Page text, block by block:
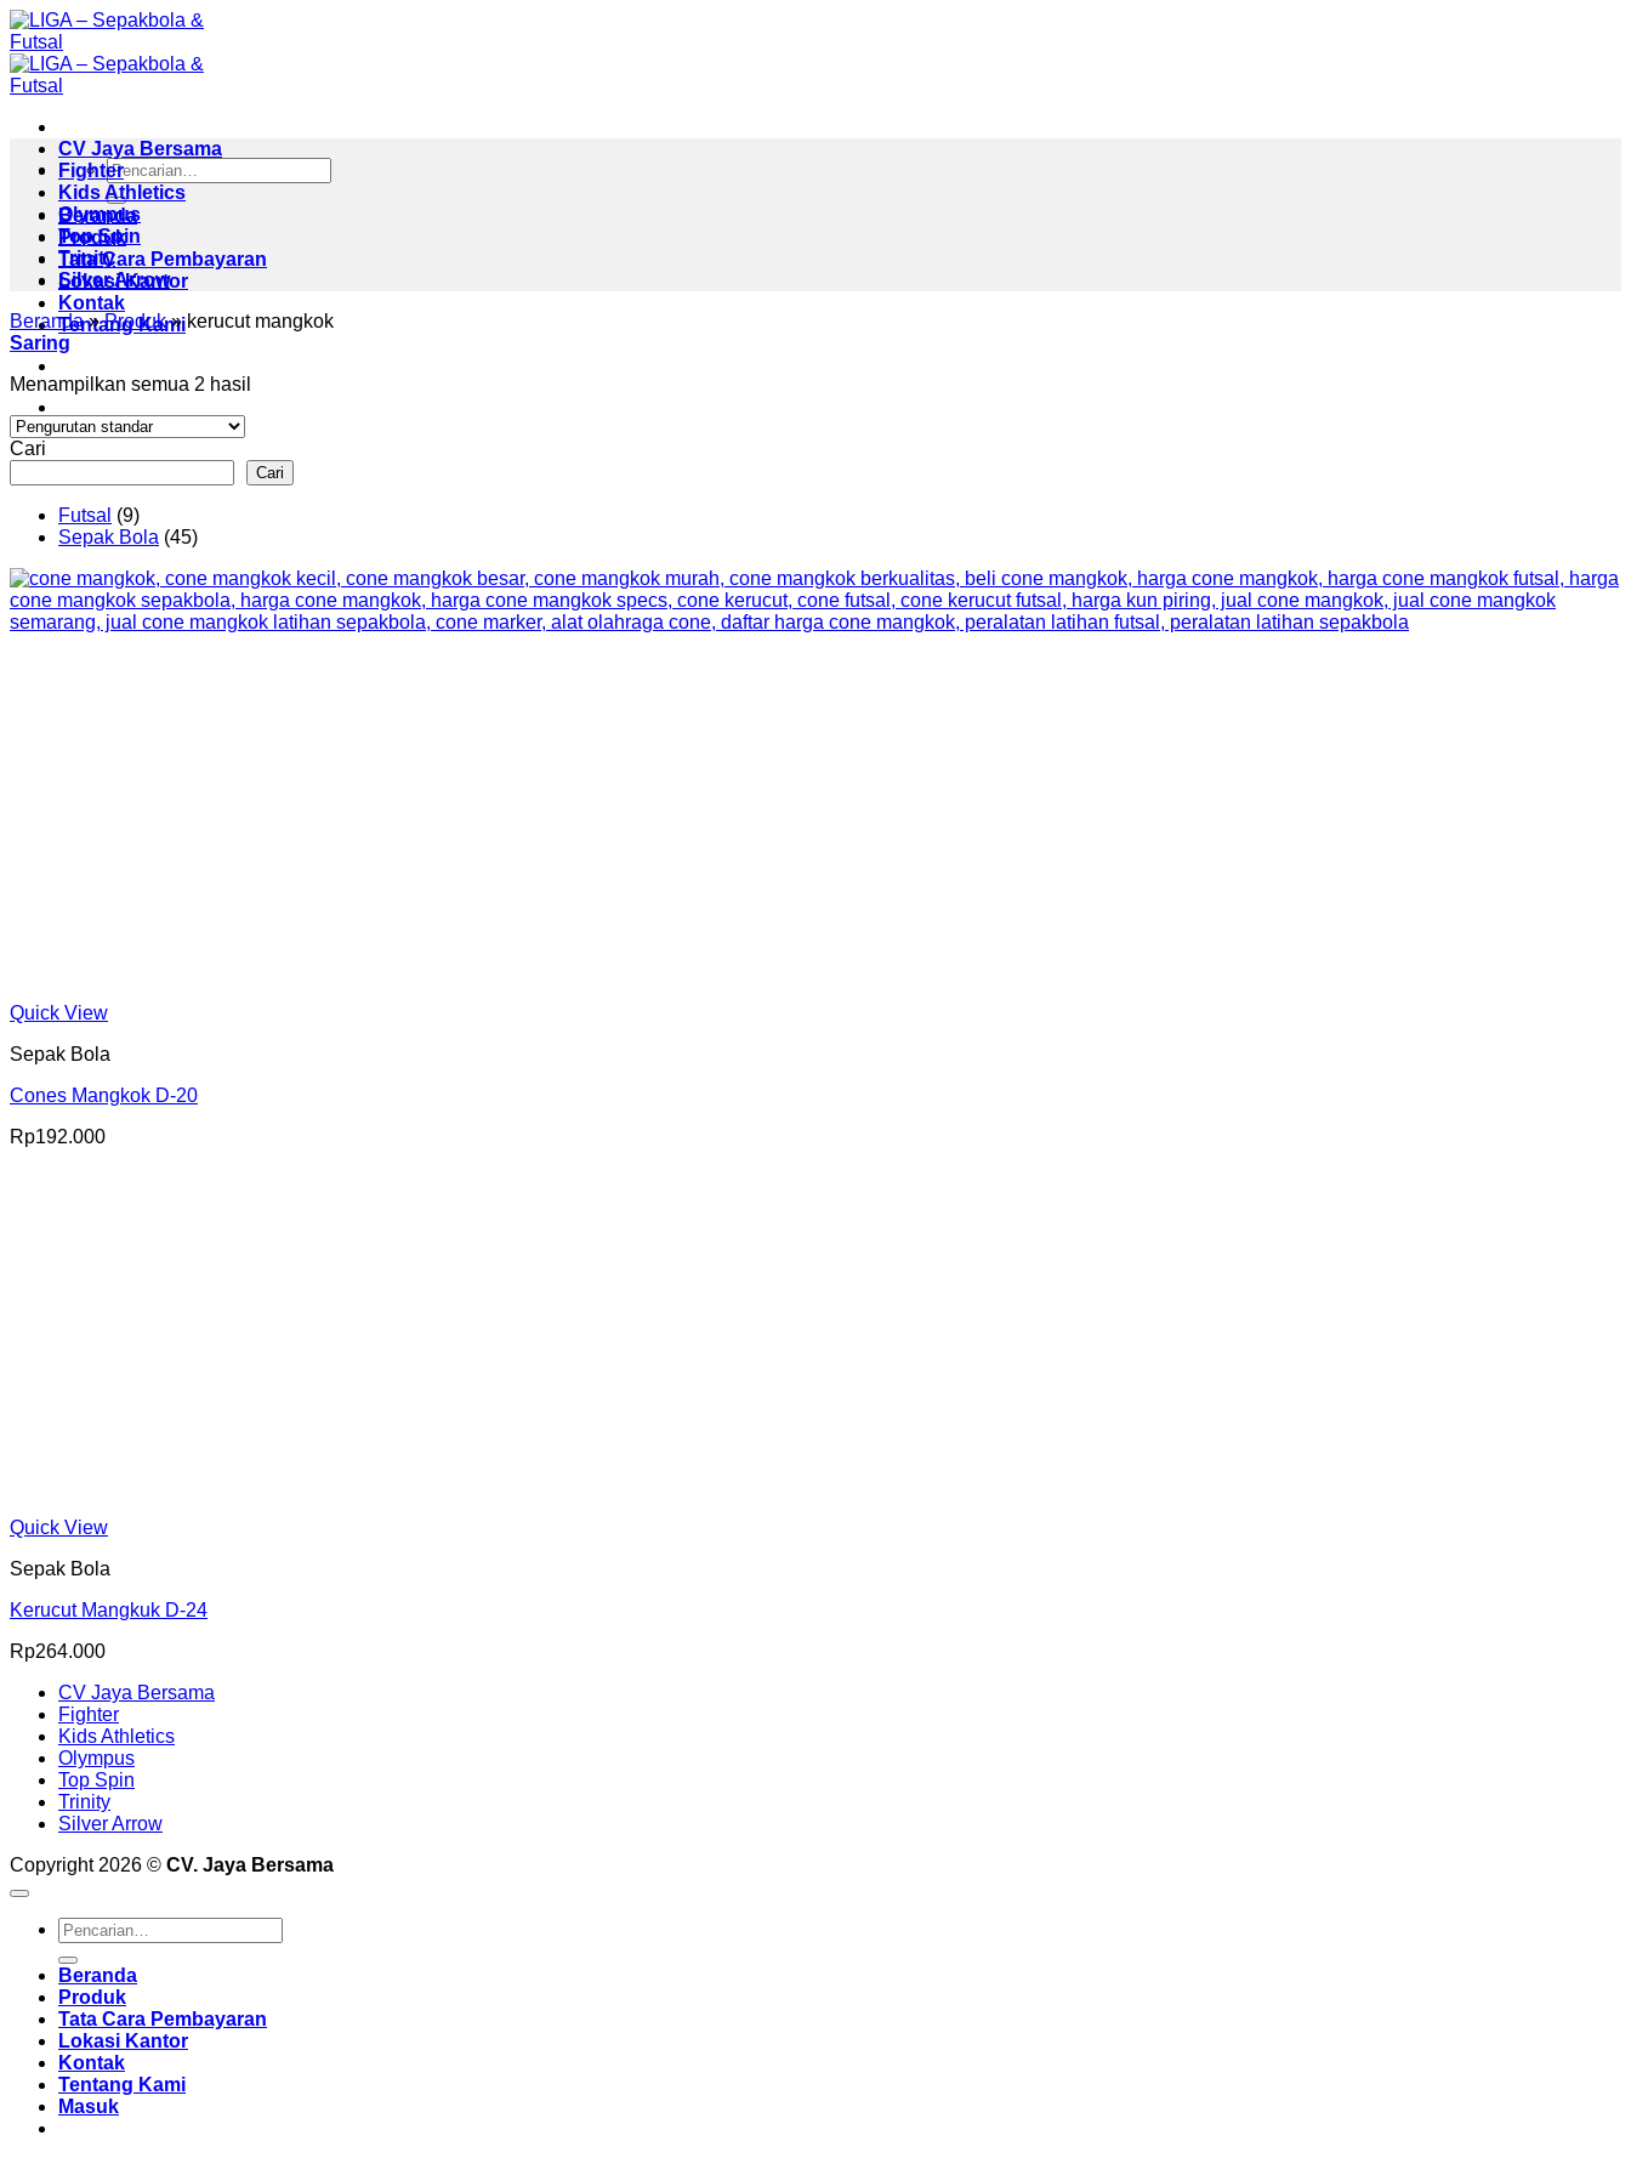
Skip
to
content
Pencarian
untuk:
Beranda
Produk
Tata Cara Pembayaran
Lokasi Kantor
Kontak
Tentang Kami
CV Jaya Bersama
Fighter
Kids Athletics
Olympus
Top Spin
Trinity
Silver Arrow
Beranda » Produk » kerucut mangkok
Saring
Menampilkan semua 2 hasil
Cari
Cari
Futsal 99
Produk
Sepak Bola 4545
Quick View
Sepak Bola
Cones Mangkok D-20
Rp192.000
Quick View
Sepak Bola
Kerucut Mangkuk D-24
Rp264.000
CV Jaya Bersama
Fighter
Kids Athletics
Olympus
Top Spin
Trinity
Silver Arrow
Copyright 2026 © CV. Jaya Bersama
Pencarian
untuk:
Beranda
Produk
Tata Cara Pembayaran
Lokasi Kantor
Kontak
Tentang Kami
Masuk